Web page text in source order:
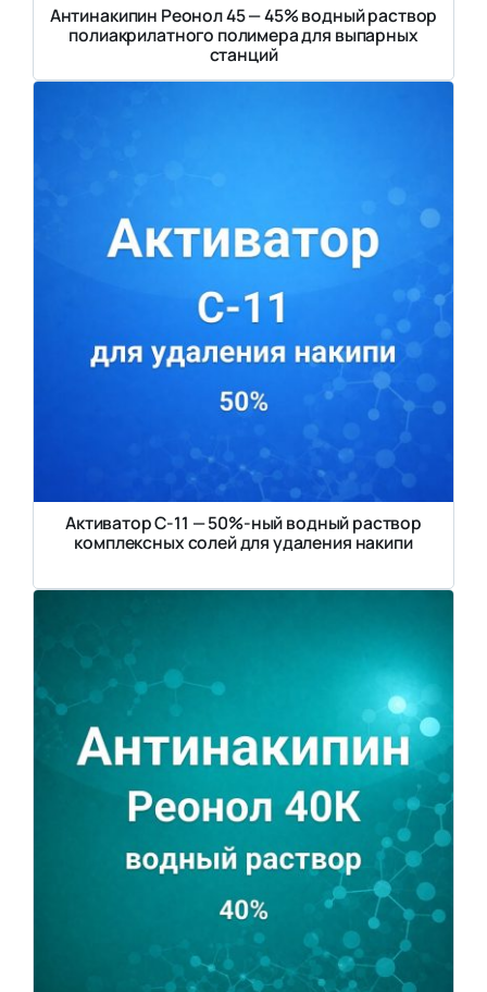
Антинакипин Реонол 45 — 45% водный раствор
полиакрилатного полимера для выпарных
станций
Активатор С-11 — 50%-ный водный раствор
комплексных солей для удаления накипи